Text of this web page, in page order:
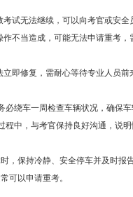
试无法继续，可以向考官或安全
不当造成，可能无法申请重考，
即修复，需耐心等待专业人员前
必绕车一周检查车辆状况，确保车
程中，与考官保持良好沟通，说
，保持冷静、安全停车并及时报
可以申请重考。